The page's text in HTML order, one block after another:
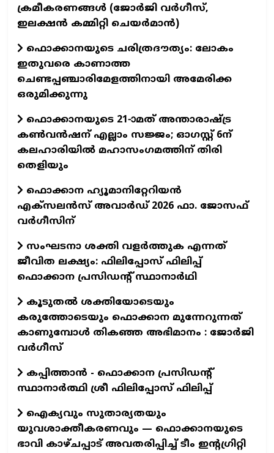
ക്രമീകരണങ്ങൾ (ജോർജി വർഗീസ്,
ഇലക്ഷൻ കമ്മിറ്റി ചെയർമാൻ)
ഫൊക്കാനയുടെ ചരിത്രദൗത്യം: ലോകം
ഇതുവരെ കാണാത്ത
ചെണ്ടപ്പഞ്ചാരിമേളത്തിനായി അമേരിക്ക
ഒരുമിക്കുന്നു
ഫൊക്കാനയുടെ 21-ാമത് അന്താരാഷ്ട്ര
കൺവൻഷന് എല്ലാം സജ്ജം; ഓഗസ്റ്റ് 6ന്
കലഹാരിയിൽ മഹാസംഗമത്തിന് തിരി
തെളിയും
ഫൊക്കാന ഹ്യൂമാനിറ്റേറിയന്‍
എക്‌സലന്‍സ് അവാര്‍ഡ് 2026 ഫാ. ജോസഫ്
വര്‍ഗീസിന്
സംഘടനാ ശക്തി വളർത്തുക എന്നത്
ജീവിത ലക്ഷ്യം: ഫിലിപ്പോസ് ഫിലിപ്പ്
ഫൊക്കാന പ്രസിഡന്റ് സ്ഥാനാർഥി
കൂടുതൽ ശക്തിയോടെയും
കരുത്തോടെയും ഫൊക്കാന മുന്നേറുന്നത്
കാണുമ്പോൾ തികഞ്ഞ അഭിമാനം : ജോർജി
വർഗീസ്
കപ്പിത്താൻ - ഫൊക്കാന പ്രസിഡന്റ്
സ്ഥാനാർത്ഥി ശ്രീ ഫിലിപ്പോസ് ഫിലിപ്പ്
ഐക്യവും സുതാര്യതയും
യുവശാക്തീകരണവും — ഫൊക്കാനയുടെ
ഭാവി കാഴ്ചപ്പാട് അവതരിപ്പിച്ച് ടീം ഇന്റഗ്രിറ്റി